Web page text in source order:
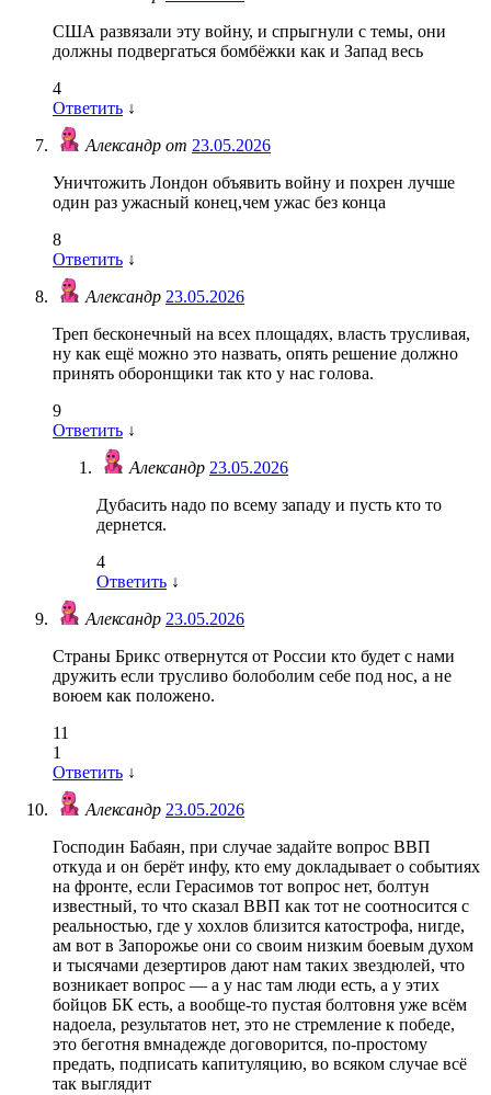
США развязали эту войну, и спрыгнули с темы, они
должны подвергаться бомбёжки как и Запад весь
4
Ответить ↓
Александр от 23.05.2026
Уничтожить Лондон объявить войну и похрен лучше
один раз ужасный конец,чем ужас без конца
8
Ответить ↓
Александр 23.05.2026
Треп бесконечный на всех площадях, власть трусливая,
ну как ещё можно это назвать, опять решение должно
принять оборонщики так кто у нас голова.
9
Ответить ↓
Александр 23.05.2026
Дубасить надо по всему западу и пусть кто то
дернется.
4
Ответить ↓
Александр 23.05.2026
Страны Брикс отвернутся от России кто будет с нами
дружить если трусливо болоболим себе под нос, а не
воюем как положено.
11
1
Ответить ↓
Александр 23.05.2026
Господин Бабаян, при случае задайте вопрос ВВП
откуда и он берёт инфу, кто ему докладывает о событиях
на фронте, если Герасимов тот вопрос нет, болтун
известный, то что сказал ВВП как тот не соотносится с
реальностью, где у хохлов близится катострофа, нигде,
ам вот в Запорожье они со своим низким боевым духом
и тысячами дезертиров дают нам таких звездюлей, что
возникает вопрос — а у нас там люди есть, а у этих
бойцов БК есть, а вообще-то пустая болтовня уже всём
надоела, результатов нет, это не стремление к победе,
это беготня вмнадежде договорится, по-простому
предать, подписать капитуляцию, во всяком случае всё
так выглядит